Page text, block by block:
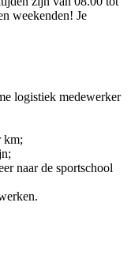
weekenden! Je
logistiek medewerker
km;
naar de sportschool